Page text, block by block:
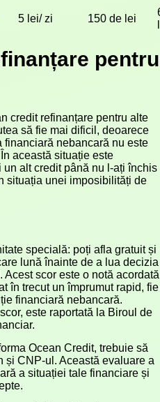
5 lei/ zi 150 de lei
pentru
credit refinanțare pentru alte
să fie mai dificil, deoarece
nebancară nu este
această situație este
alt credit până nu l-ați închis
situația unei imposibilități de
specială: poți afla gratuit și
lună înainte de a lua decizia
scor este o notă acordată
în trecut un împrumut rapid, fie
financiară nebancară.
este raportată la Biroul de
Ocean Credit, trebuie să
și CNP-ul. Această evaluare a
a situației tale financiare și